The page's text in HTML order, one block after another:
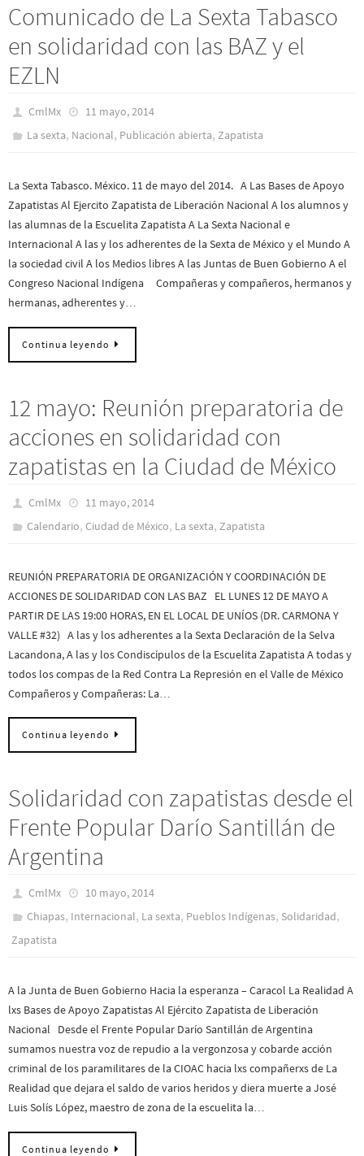
Comunicado de La Sexta Tabasco
en solidaridad con las BAZ y el
EZLN
CmlMx
11 mayo, 2014
La sexta, Nacional, Publicación abierta,Zapatista
La Sexta Tabasco. México. 11 de mayo del 2014. A Las Bases de Apoyo
Zapatistas Al Ejercito Zapatista de Liberación Nacional A los alumnos y
las alumnas de la Escuelita Zapatista A La Sexta Nacional e
Internacional A las y los adherentes de la Sexta de México y el Mundo A
la sociedad civil A los Medios libres A las Juntas de Buen Gobierno A el
Congreso Nacional Indígena Compañeras y compañeros, hermanos y
hermanas, adherentes y…
Continua leyendo
12 mayo: Reunión preparatoria de
acciones en solidaridad con
zapatistas en la Ciudad de México
CmlMx
11 mayo, 2014
Calendario,Ciudad de México, La sexta, Zapatista
REUNIÓN PREPARATORIA DE ORGANIZACIÓN Y COORDINACIÓN DE
ACCIONES DE SOLIDARIDAD CON LAS BAZ EL LUNES 12 DE MAYO A
PARTIR DE LAS 19:00 HORAS, EN EL LOCAL DE UNÍOS (DR. CARMONA Y
VALLE #32) A las y los adherentes a la Sexta Declaración de la Selva
Lacandona, A las y los Condiscípulos de la Escuelita Zapatista A todas y
todos los compas de la Red Contra La Represión en el Valle de México
Compañeros y Compañeras: La…
Continua leyendo
Solidaridad con zapatistas desde el
Frente Popular Darío Santillán de
Argentina
CmlMx
10 mayo, 2014
Chiapas, Internacional, La sexta, Pueblos Indí­genas, Solidaridad,
Zapatista
A la Junta de Buen Gobierno Hacia la esperanza – Caracol La Realidad A
lxs Bases de Apoyo Zapatistas Al Ejército Zapatista de Liberación
Nacional Desde el Frente Popular Darío Santillán de Argentina
sumamos nuestra voz de repudio a la vergonzosa y cobarde acción
criminal de los paramilitares de la CIOAC hacia lxs compañerxs de La
Realidad que dejara el saldo de varios heridos y diera muerte a José
Luis Solís López, maestro de zona de la escuelita la…
Continua leyendo